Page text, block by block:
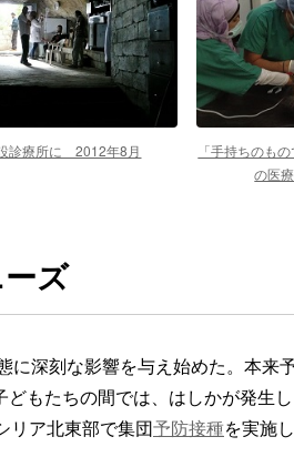
診療所に 2012年8月
「手持ちのも
の医
ズ
深刻な影響を与え始めた。本来
もたちの間では、はしかが発生
リア北東部で集団予防接種を実施し